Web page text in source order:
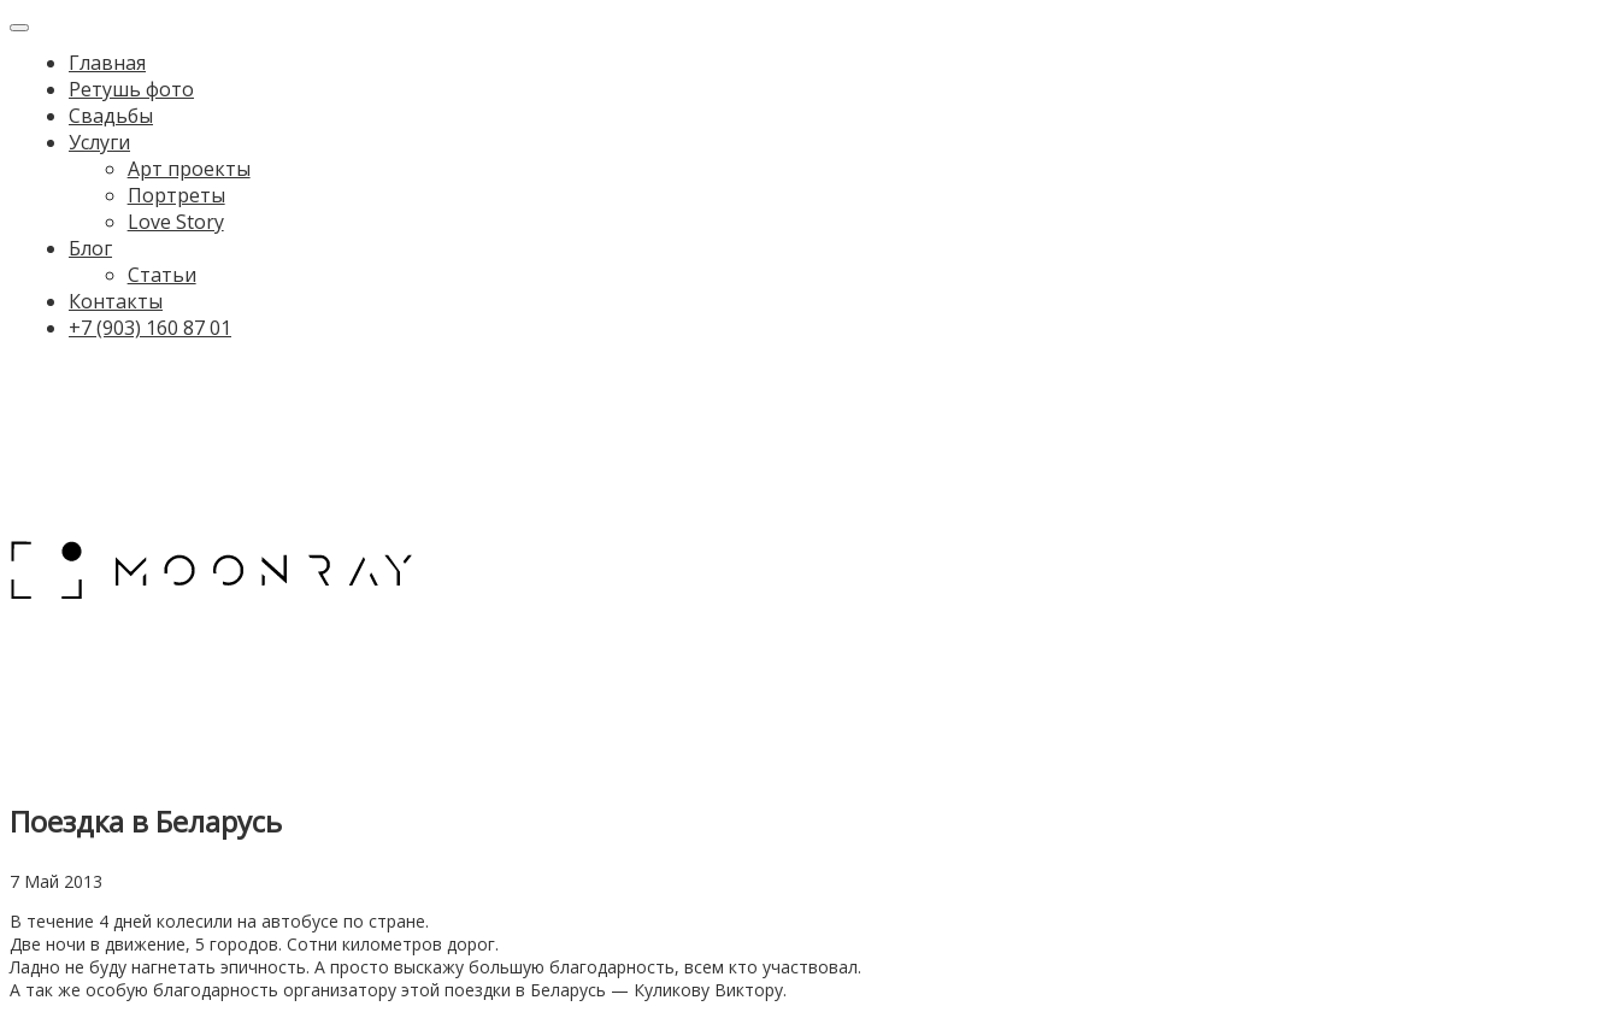
Главная
Ретушь фото
Свадьбы
Услуги
Арт проекты
Портреты
Love Story
Блог
Статьи
Контакты
+7 (903) 160 87 01
Поездка в Беларусь
7 Май 2013
В течение 4 дней колесили на автобусе по стране.
Две ночи в движение, 5 городов. Сотни километров дорог.
Ладно не буду нагнетать эпичность. А просто выскажу большую благодарность, всем кто участвовал.
А так же особую благодарность организатору этой поездки в Беларусь — Куликову Виктору.